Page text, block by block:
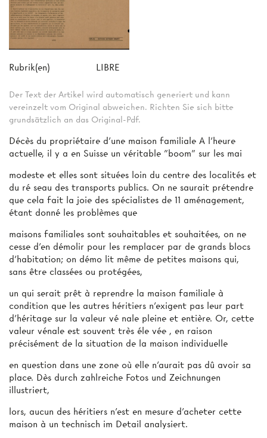
Rubrik(en) LIBRE
Der Text der Artikel wird automatisch generiert und kann
vereinzelt vom Original abweichen. Richten Sie sich bitte
grundsätzlich an das Original-Pdf.
Décès du propriétaire d'une maison familiale A l'heure
actuelle, il y a en Suisse un véritable "boom" sur les mai­
modeste et elles sont situées loin du centre des localités et
du ré­ seau des transports publics. On ne saurait prétendre
que cela fait la joie des spécialistes de 11 aménagement,
étant donné les problèmes que
maisons familiales sont souhaitables et souhaitées, on ne
cesse d'en démolir pour les remplacer par de grands blocs
d'habitation; on démo­ lit même de petites maisons qui,
sans être classées ou protégées,
un qui serait prêt à reprendre la maison familiale à
condition que les autres héritiers n'exigent pas leur part
d'héritage sur la valeur vé­ nale pleine et entière. Or, cette
valeur vénale est souvent très éle­ vée , en raison
précisément de la situation de la maison individuelle
en question dans une zone où elle n'aurait pas dû avoir sa
place. Dès durch zahlreiche Fotos und Zeichnungen
illustriert,
lors, aucun des héritiers n'est en mesure d'acheter cette
maison à un technisch im Detail analysiert.